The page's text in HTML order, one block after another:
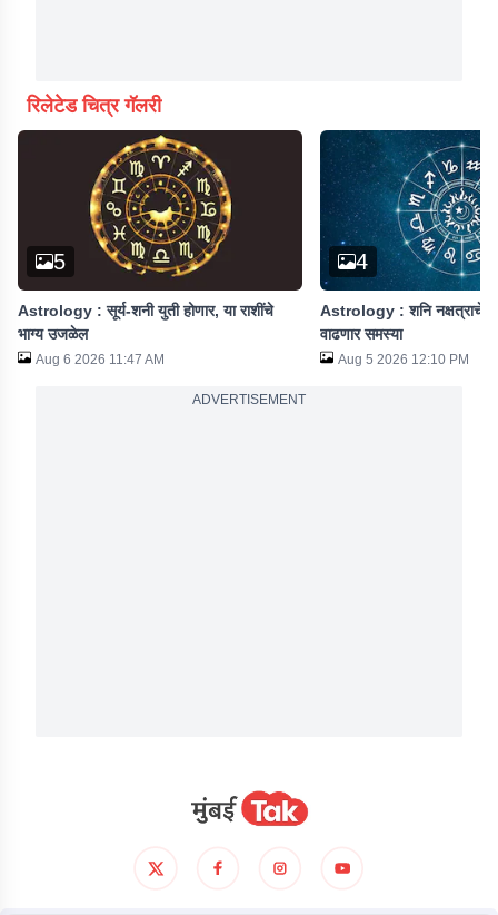
रिलेटेड चित्र गॅलरी
5
Astrology : सूर्य-शनी युती होणार, या राशींचे
भाग्य उजळेल
Aug 6 2026 11:47 AM
4
Astrology : शनि नक्षत्राचे
वाढणार समस्या
Aug 5 2026 12:10 PM
ADVERTISEMENT